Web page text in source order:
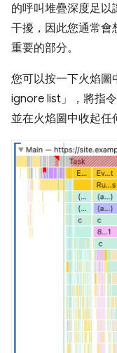
的呼叫堆疊深度足
干擾，因此您通常會
重要的部分。
您可以按一下火焰
ignore list」
，將指
並在火焰圖中收起任